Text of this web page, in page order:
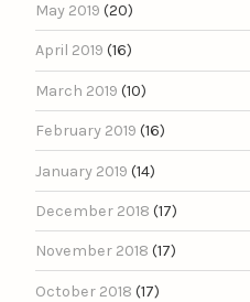
May 2019 (20)
April 2019 (16)
March 2019 (10)
February 2019 (16)
January 2019 (14)
December 2018 (17)
November 2018 (17)
October 2018 (17)